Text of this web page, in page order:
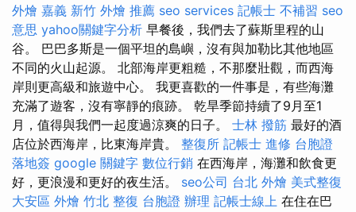
外燴 嘉義 新竹 外燴 推薦 seo services 記帳士 不補習 seo
意思 yahoo關鍵字分析 早餐後，我們去了蘇斯里程的山
谷。 巴巴多斯是一個平坦的島嶼，沒有與加勒比其他地區
不同的火山起源。 北部海岸更粗糙，不那麼壯觀，而西海
岸則更高級和旅遊中心。 我更喜歡的一件事是，有些海灘
充滿了遊客，沒有寧靜的痕跡。 乾旱季節持續了9月至1
月，值得與我們一起度過涼爽的日子。 士林 撥筋 最好的酒
店位於西海岸，比東海岸貴。 整復所 記帳士 進修 台胞證
落地簽 google 關鍵字 數位行銷 在西海岸，海灘和飲食更
好，更浪漫和更好的夜生活。 seo公司 台北 外燴 美式整復
大安區 外燴 竹北 整復 台胞證 辦理 記帳士線上 在住在巴